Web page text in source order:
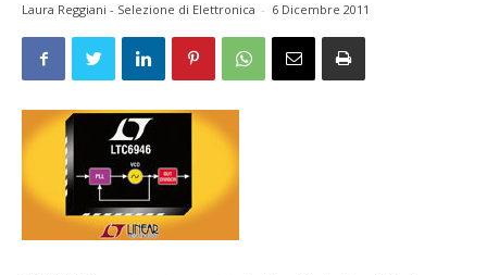
Laura Reggiani - Selezione di Elettronica - 6 Dicembre 2011